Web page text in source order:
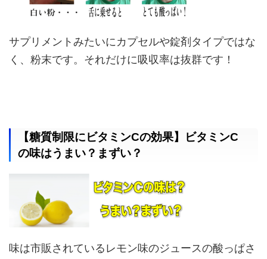
サプリメントみたいにカプセルや錠剤タイプではな
く、粉末です。それだけに吸収率は抜群です！
【糖質制限にビタミンCの効果】ビタミンC
の味はうまい？まずい？
味は市販されているレモン味のジュースの酸っぱさ